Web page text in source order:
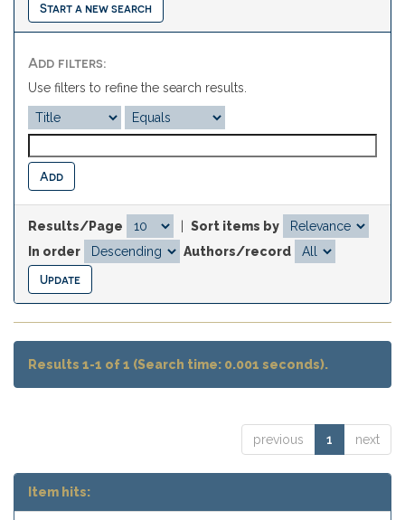
Start a new search
Add filters:
Use filters to refine the search results.
Results/Page
Sort items by
In order
Authors/record
Results 1-1 of 1 (Search time: 0.001 seconds).
previous 1 next
Item hits: